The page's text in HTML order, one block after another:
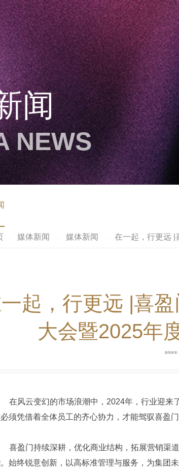
闻
NEWS
· 媒体新闻 · 媒体新闻 · 在一起，行更远 |
起，行更远 |喜
大会暨2025年
新闻来源
在风云变幻的市场浪潮中，2024年，行业迎来
须凭借着全体员工的齐心协力，才能驾驭喜盈
喜盈门持续深耕，优化商业结构，拓展营销渠
始终锐意创新，以高标准管理与服务，为集团